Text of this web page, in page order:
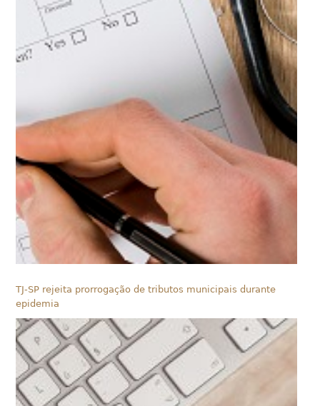
TJ-SP rejeita prorrogação de tributos municipais durante
epidemia